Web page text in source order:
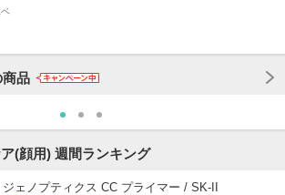
商品
(顔用) 週間ランキング
ジェノプティクス CC プライマー / SK-II